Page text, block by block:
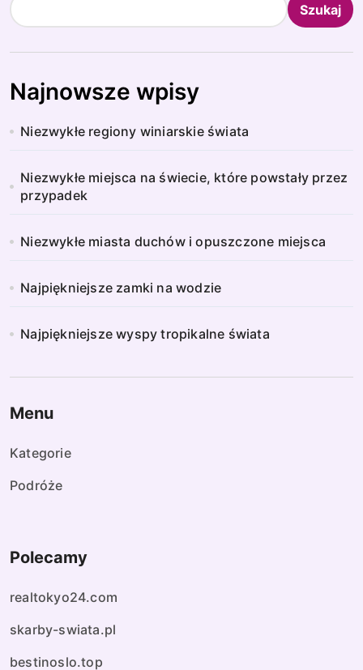
Szukaj
Najnowsze wpisy
Niezwykłe regiony winiarskie świata
Niezwykłe miejsca na świecie, które powstały przez
przypadek
Niezwykłe miasta duchów i opuszczone miejsca
Najpiękniejsze zamki na wodzie
Najpiękniejsze wyspy tropikalne świata
Menu
Kategorie
Podróże
Polecamy
realtokyo24.com
skarby-swiata.pl
bestinoslo.top